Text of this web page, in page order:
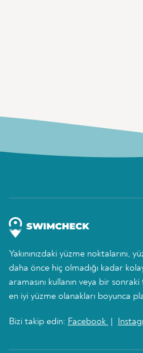
Yakınınızdaki yüzme noktalarını,
daha önce hiç olmadığı kadar
aramasını kullanın veya bir
en iyi yüzme olanakları boyunca
Bizi takip edin: Facebook